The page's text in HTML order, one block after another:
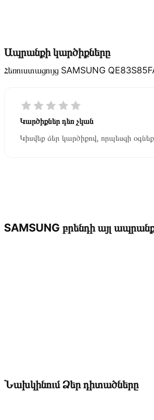
Ապրանքի կարծիքները
Հեռուստացույց SAMSUNG
Կարծիքներ դեռ չկան
Կիսվեք ձեր կարծիքով, որպեսզի
SAMSUNG բրենդի այլ
Նախկինում Ձեր դիտածները